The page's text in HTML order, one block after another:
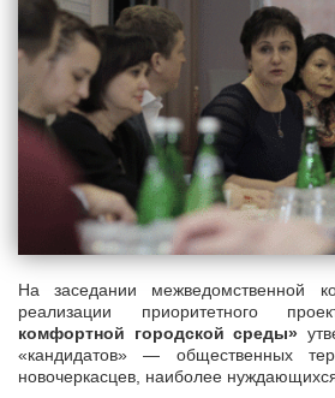
На заседании межведомственной
реализации приоритетного
комфортной городской среды»
«кандидатов» — общественных
новочеркасцев, наиболее